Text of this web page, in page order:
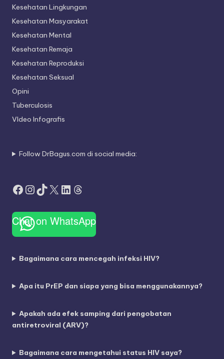
Kesehatan Lingkungan
Kesehatan Masyarakat
Kesehatan Mental
Kesehatan Remaja
Kesehatan Reproduksi
Kesehatan Seksual
Opini
Tuberculosis
VIdeo Infografis
Follow DrBagus.com di social media:
Facebook
Instagram
TikTok
X LinkedIn
Threads
Chat on WhatsApp
Bagaimana cara mencegah infeksi HIV?
Apa itu PrEP dan siapa yang bisa menggunakannya?
Apakah ada efek samping dari pengobatan
antiretroviral (ARV)?
Bagaimana cara mengetahui status HIV saya?